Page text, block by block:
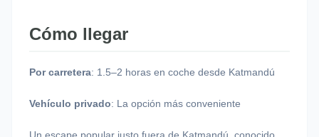
Cómo llegar
Por carretera: 1.5–2 horas en coche desde Katmandú
Vehículo privado: La opción más conveniente